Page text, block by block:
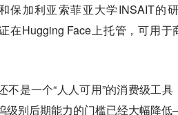
保加利亚索菲亚大学INSAIT的
在Hugging Face上托管，可用
不是一个“人人可用”的消费级工
级别后期能力的门槛已经大幅降